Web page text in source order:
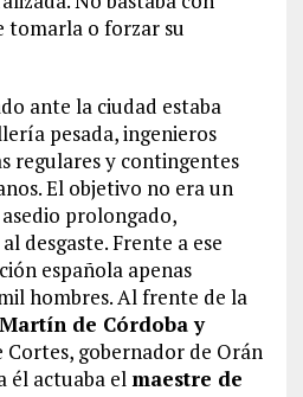
tomarla o forzar su
ante la ciudad estaba
pesada, ingenieros
regulares y contingentes
El objetivo no era un
prolongado,
desgaste. Frente a ese
española apenas
hombres. Al frente de la
Martín de Córdoba y
Cortes, gobernador de Orán
él actuaba el maestre de